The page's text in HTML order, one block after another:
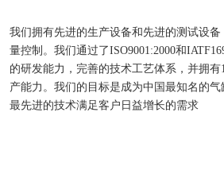
我们拥有先进的生产设备和先进的测试设
量控制。我们通过了ISO9001:2000和
的研发能力，完善的技术工艺体系，并拥
产能力。我们的目标是成为中国最知名的
最先进的技术满足客户日益增长的需求